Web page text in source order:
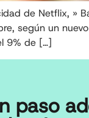
de Netflix, »
según un
9% de […]
paso